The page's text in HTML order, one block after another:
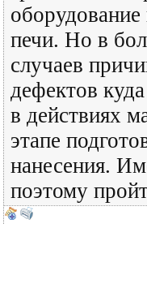
печи. Но в
случаев
дефектов
в действиях
этапе
нанесения.
поэтому